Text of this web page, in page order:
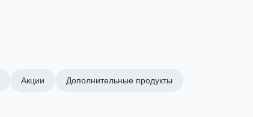
Акции Дополнительные продукты